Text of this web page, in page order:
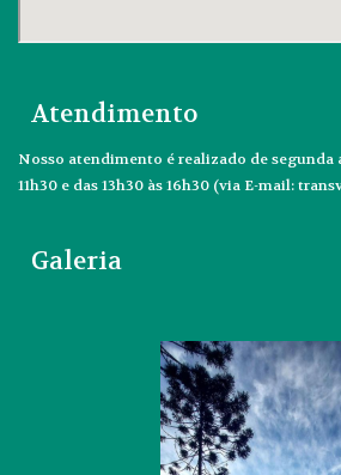
Atendimento
Nosso atendimento é realizado de segunda
11h30 e das 13h30 às 16h30 (via E-mail:
Galeria